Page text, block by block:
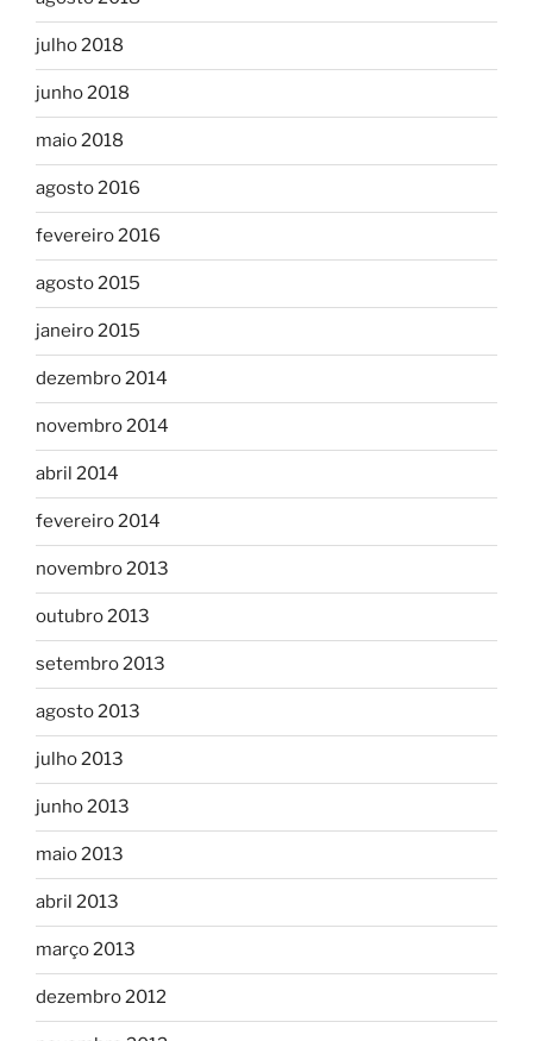
julho 2018
junho 2018
maio 2018
agosto 2016
fevereiro 2016
agosto 2015
janeiro 2015
dezembro 2014
novembro 2014
abril 2014
fevereiro 2014
novembro 2013
outubro 2013
setembro 2013
agosto 2013
julho 2013
junho 2013
maio 2013
abril 2013
março 2013
dezembro 2012